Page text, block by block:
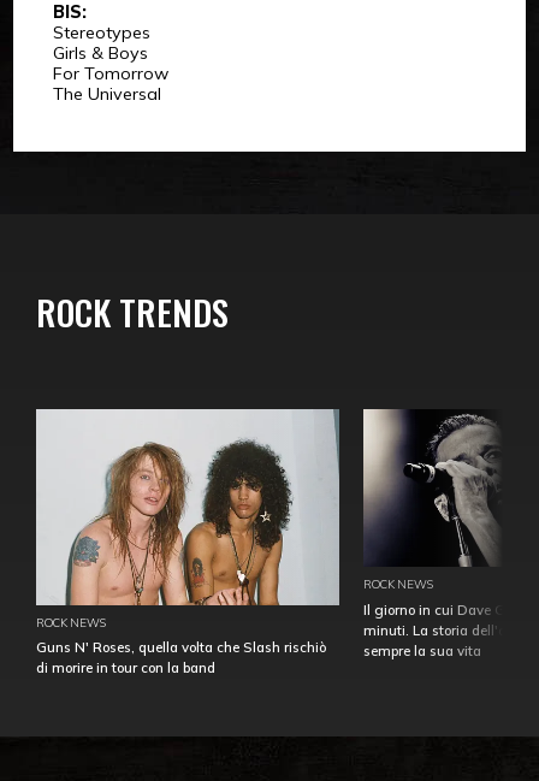
BIS:
Stereotypes
Girls & Boys
For Tomorrow
The Universal
ROCK TRENDS
ROCK NEWS
Guns N' Roses, quella volta che Slash rischiò
di morire in tour con la band
ROCK NEWS
Il giorno in cui Dave
minuti. La storia
sempre la sua vita